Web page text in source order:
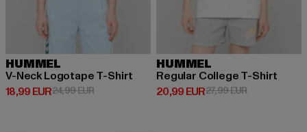
HUMMEL
V-Neck Logotape T-Shirt
18,99 EUR
Ajankohtainen hinta: 18,99 EUR
24,99 EURKampanjahinta: 24,99 EUR
HUMMEL
Regular College T-Shirt
20,99 EUR
Ajankohtainen hinta: 20,99 EUR
27,99 EUR